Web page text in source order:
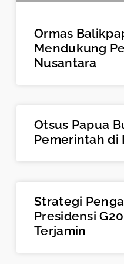
Ormas
Mendukung
Nusantara
Otsus Papua
Pemerintah di
Strategi
Presidensi
Terjamin